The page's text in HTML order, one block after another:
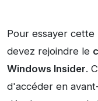
Pour essayer
devez rejoindre le
Windows Insider.
d'accéder en